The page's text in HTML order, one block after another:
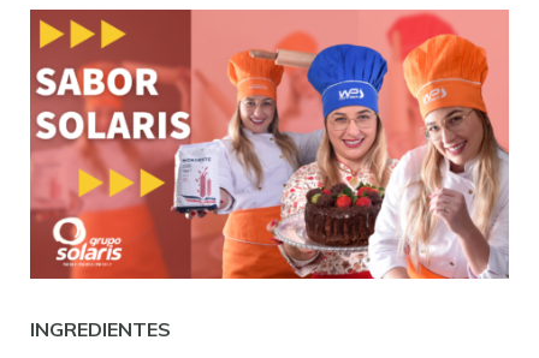
INGREDIENTES